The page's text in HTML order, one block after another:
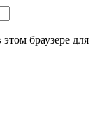
браузере для